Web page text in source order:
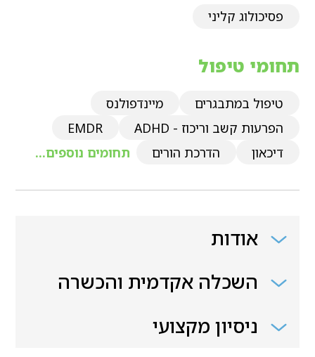
פסיכולוג קליני
תחומי טיפול
טיפול במתבגרים
מיינדפולנס
הפרעות קשב וריכוז - ADHD
EMDR
דיכאון
הדרכת הורים תחומים נוספים...
אודות
השכלה אקדמית והכשרה
ניסיון מקצועי